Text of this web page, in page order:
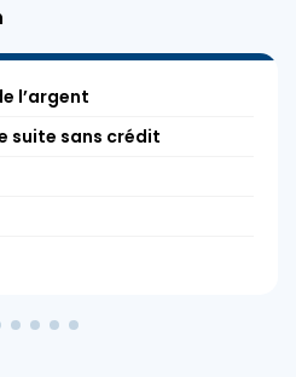
l’argent
suite sans crédit